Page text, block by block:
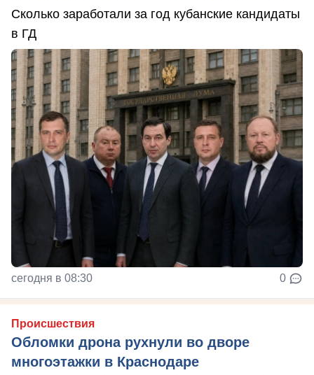
Сколько заработали за год кубанские кандидаты
в ГД
сегодня в 08:30 0
Происшествия
Обломки дрона рухнули во дворе
многоэтажки в Краснодаре